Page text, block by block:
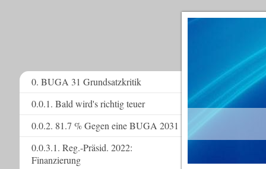
0. BUGA 31 Grundsatzkritik
0.0.1. Bald wird's richtig teuer
0.0.2. 81.7 % Gegen eine BUGA 2031
0.0.3.1. Reg.-Präsid. 2022:
Finanzierung